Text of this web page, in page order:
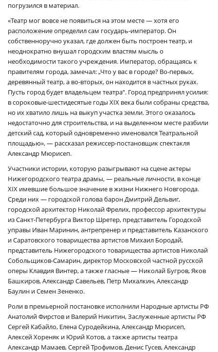
погрузился в материал.
«Театр мог вовсе не появиться на этом месте — хотя его
расположение определил сам государь‑император. Он
собственноручно указал, где должен быть построен театр, и
неоднократно внушал городским властям мысль о
необходимости такого учреждения. Император, обращаясь к
правителям города, замечал: „Что у вас в городе? Во‑первых,
деревянный театр, а во‑вторых, он находится в частных руках.
Пусть город будет владельцем театра“. Город предпринял усилия:
в сороковые-шестидесятые годы XIX века были собраны средства,
но их хватило лишь на выкуп участка земли. Этого оказалось
недостаточно для строительства, и на выделенном месте разбили
детский сад, который одновременно именовался Театральной
площадью», — рассказал режиссер-постановщик спектакля
Александр Мюрисеп.
Участники истории, которую разыгрывают на сцене актеры
Нижегородского театра драмы, — реальные личности, в конце
XIX имевшие большое значение в жизни Нижнего Новгорода.
Среди них — городской голова барон Дмитрий Дельвиг,
городской архитектор Николай Фрелих, профессор архитектуры
из Санкт-Петербурга Виктор Шретер, представитель Городской
управы Иван Маринин, антрепренер и представитель Казанского
и Саратовского товарищества артистов Михаил Бородай,
представитель Нижегородского товарищества артистов Николай
Собольщиков-Самарин, директор Московской частной русской
оперы Клавдия Винтер, а также гласные — Николай Бугров, Яков
Башкиров, Александр Савельев, Петр Михалкин, Александр
Баулин и Семен Зененко.
Роли в премьерной постановке исполнили Народные артисты РФ
Анатолий Фирстов и Валерий Никитин, Заслуженные артисты РФ
Сергей Кабайло, Елена Суродейкина, Александр Мюрисеп,
Алексей Хореняк и Юрий Котов, а также артисты театра
Александр Мамаев, Сергей Трофимов, Денис Гусев, Александр